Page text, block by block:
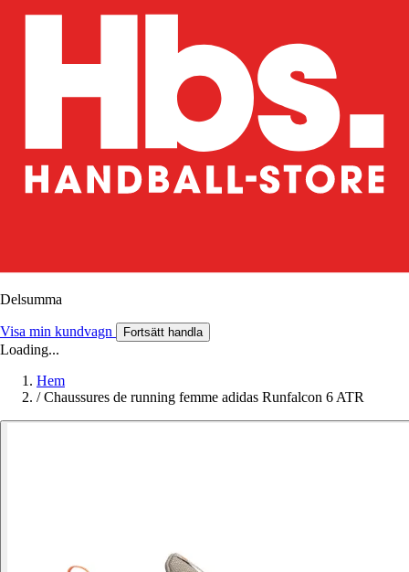
Delsumma
Visa min kundvagn Fortsätt handla
Loading...
Hem
/ Chaussures de running femme adidas Runfalcon 6 ATR